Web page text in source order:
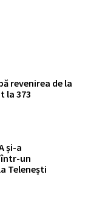
revenirea de la
la 373
și-a
un
Telenești